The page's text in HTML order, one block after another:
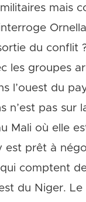
mais
du conflit
les groupes
l’ouest du
n’est pas sur
Mali où elle
est prêt à
comptent
du Niger. Le